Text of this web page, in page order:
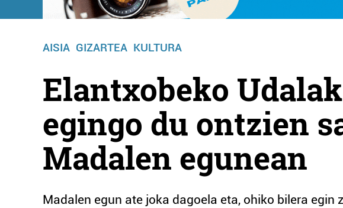
AISIA GIZARTEA KULTURA
Elantxobeko
egingo du ontzien
Madalen egunean
Madalen egun ate joka dagoela eta, ohiko bilera egin